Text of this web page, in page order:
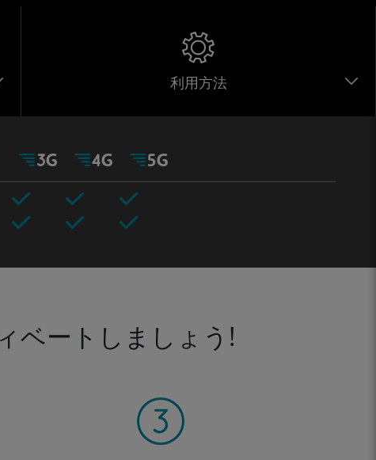
利用方法
ベートしましょう!